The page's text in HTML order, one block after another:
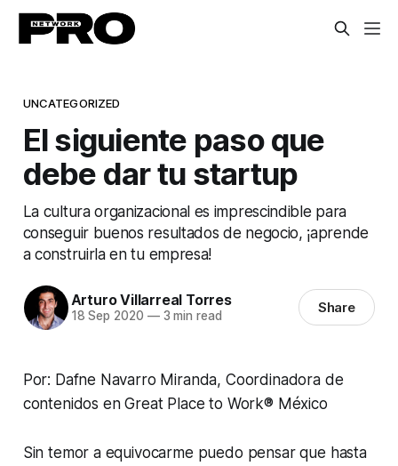
UNCATEGORIZED
El siguiente paso que
debe dar tu startup
La cultura organizacional es imprescindible para
conseguir buenos resultados de negocio, ¡aprende
a construirla en tu empresa!
Arturo Villarreal Torres
18 Sep 2020 —3 min read Share
Por: Dafne Navarro Miranda, Coordinadora de
contenidos en Great Place to Work® México
Sin temor a equivocarme puedo pensar que hasta